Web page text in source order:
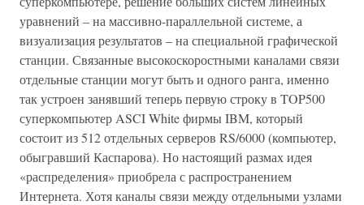
уравнений – на массивно-параллельной системе, а
визуализация результатов – на специальной графической
станции. Связанные высокоскоростными каналами связи
отдельные станции могут быть и одного ранга, именно
так устроен занявший теперь первую строку в TOP500
суперкомпьютер ASCI White фирмы IBM, который
состоит из 512 отдельных серверов RS/6000 (компьютер,
обыгравший Каспарова). Но настоящий размах идея
«распределения» приобрела с распространением
Интернета. Хотя каналы связи между отдельными узлами